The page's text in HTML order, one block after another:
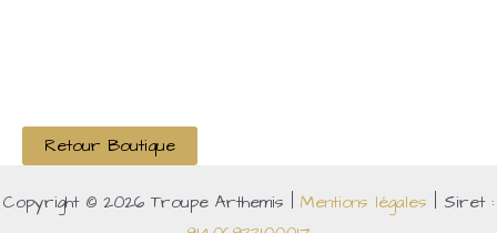
Retour Boutique
Copyright © 2026 Troupe Arthemis | Mentions légales | Siret :